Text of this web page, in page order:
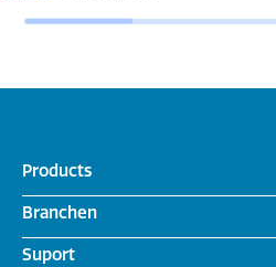
Products
Branchen
Suport